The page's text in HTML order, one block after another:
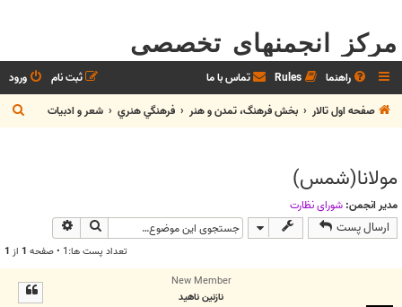
مرکز انجمنهای تخصصی
راهنما Rules تماس با ما ورود
ثبت نام
صفحه اول تالار
بخش فرهنگ، تمدن و هنر فرهنگي هنري شعر و ادبيات
س
مولانا(شمس)
مدیر انجمن: شوراي نظارت
ارسال پست جستجو
تعداد پست ها:1 • صفحه 1 از 1
New Member
نازنین ناهید